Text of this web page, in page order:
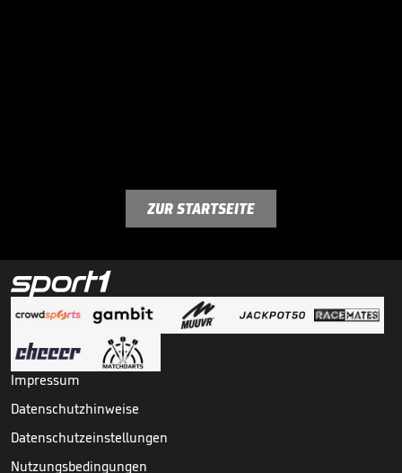
ZUR STARTSEITE
Impressum
Datenschutzhinweise
Datenschutzeinstellungen
Nutzungsbedingungen